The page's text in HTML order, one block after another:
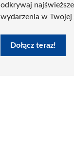
odkrywaj
wydarzenia w Twojej
Dołącz teraz!